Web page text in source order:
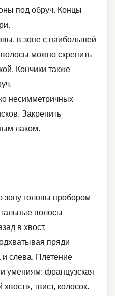
под обруч. Концы
в зоне с наибольшей
можно скрепить
Кончики также
несимметричных
Закрепить
лаком.
зону головы пробором
волосы
в хвост.
пряди
слева. Плетение
умениям: французская
твист, колосок.